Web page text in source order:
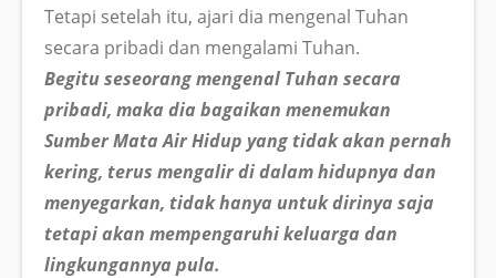
Tetapi setelah itu, ajari dia mengenal Tuhan
secara pribadi dan mengalami Tuhan.
Begitu seseorang mengenal Tuhan secara
pribadi, maka dia bagaikan menemukan
Sumber Mata Air Hidup yang tidak akan pernah
kering, terus mengalir di dalam hidupnya dan
menyegarkan, tidak hanya untuk dirinya saja
tetapi akan mempengaruhi keluarga dan
lingkungannya pula.